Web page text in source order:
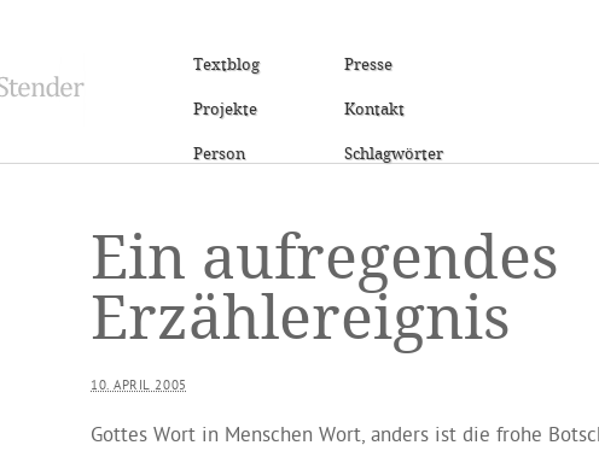
Textblog Presse
Projekte Kontakt
Person Schlagwörter
Ein aufregendes
Erzählereignis
10. APRIL 2005
Gottes Wort in Menschen Wort, anders ist die frohe